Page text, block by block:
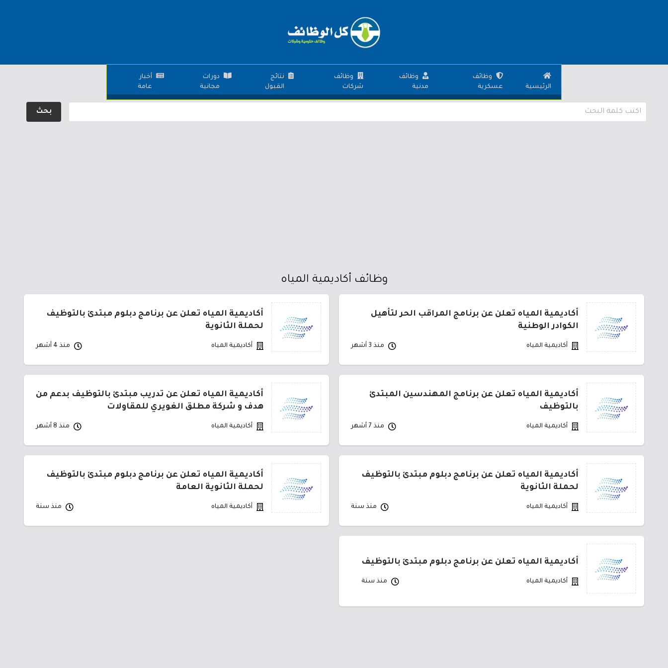
الرئيسية
وظائف
عسكرية
وظائف
مدنية
وظائف
شركات
نتائج
القبول
دورات
مجانية
أخبار
عامة
بحث
وظائف أكاديمية المياه
أكاديمية المياه تعلن عن برنامج المراقب الحر لتأهيل
الكوادر الوطنية
أكاديمية المياه منذ 3 أشهر
أكاديمية المياه تعلن عن برنامج دبلوم مبتدئ بالتوظيف
لحملة الثانوية
أكاديمية المياه منذ 4 أشهر
أكاديمية المياه تعلن عن برنامج المهندسين المبتدئ
بالتوظيف
أكاديمية المياه منذ 7 أشهر
أكاديمية المياه تعلن عن تدريب مبتدئ بالتوظيف بدعم من
هدف و شركة مطلق الغويري للمقاولات
أكاديمية المياه منذ 8 أشهر
أكاديمية المياه تعلن عن برنامج دبلوم مبتدئ بالتوظيف
لحملة الثانوية
أكاديمية المياه منذ سنة
أكاديمية المياه تعلن عن برنامج دبلوم مبتدئ بالتوظيف
لحملة الثانوية العامة
أكاديمية المياه منذ سنة
أكاديمية المياه تعلن عن برنامج دبلوم مبتدئ بالتوظيف
أكاديمية المياه منذ سنة